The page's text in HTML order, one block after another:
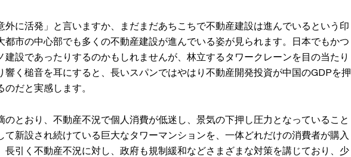
外に活発」と言いますか、まだまだあちこちで不動産建設は進んでいるという印
都市の中心部でも多くの不動産建設が進んでいる姿が見られます。日本でもかつ
建設であったりするのかもしれませんが、林立するタワークレーンを目の当たり
響く槌音を耳にすると、長いスパンではやはり不動産開発投資が中国のGDPを押
だと実感します。
のとおり、不動産不況で個人消費が低迷し、景気の下押し圧力となっていること
て新設され続けている巨大なタワーマンションを、一体どれだけの消費者が購入
長引く不動産不況に対し、政府も規制緩和などさまざまな対策を講じており、少